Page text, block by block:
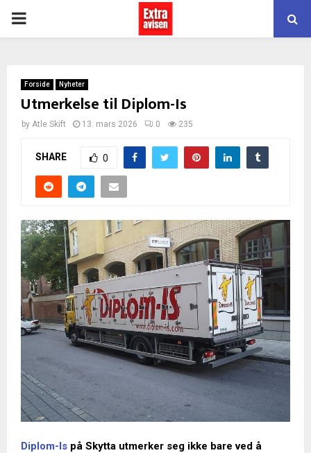
PRIMARY
Forside Nyheter
Utmerkelse til Diplom-Is
by Atle Skift 13. mars 2026 0 235
SHARE 0
Diplom-Is på Skytta utmerker seg ikke bare ved å